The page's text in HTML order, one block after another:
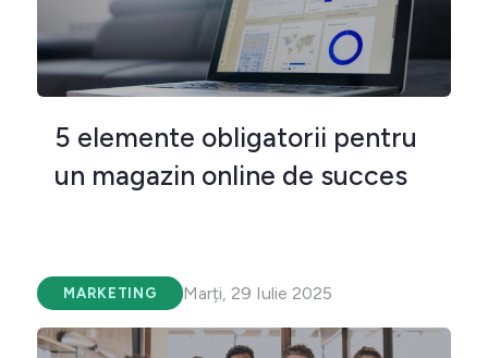
5 elemente obligatorii pentru
un magazin online de succes
MARKETING Marți, 29 Iulie 2025